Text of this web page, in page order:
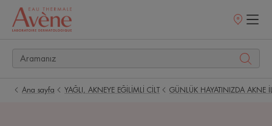
Satış
Ana sayfa YAĞLI, AKNEYE EĞİLİMLİ CİLT GÜNLÜK HAYATINIZDA AKNE